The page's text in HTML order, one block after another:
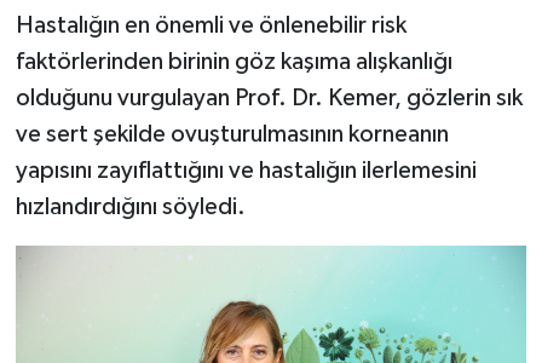
Hastalığın en önemli ve önlenebilir risk
faktörlerinden birinin göz kaşıma alışkanlığı
olduğunu vurgulayan Prof. Dr. Kemer, gözlerin sık
ve sert şekilde ovuşturulmasının korneanın
yapısını zayıflattığını ve hastalığın ilerlemesini
hızlandırdığını söyledi.